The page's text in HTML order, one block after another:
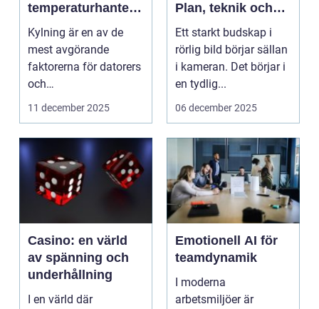
temperaturhanteri
ng formar
prestanda och
design
Kylning är en av de
mest avgörande
faktorerna för datorers
och
elektronikkomponenter
11 december 2025
Plan, teknik och
leverans
Ett starkt budskap i
rörlig bild börjar sällan
i kameran. Det börjar i
en tydlig...
06 december 2025
Casino: en värld
av spänning och
underhållning
I en värld där
Emotionell AI för
teamdynamik
I moderna
arbetsmiljöer är